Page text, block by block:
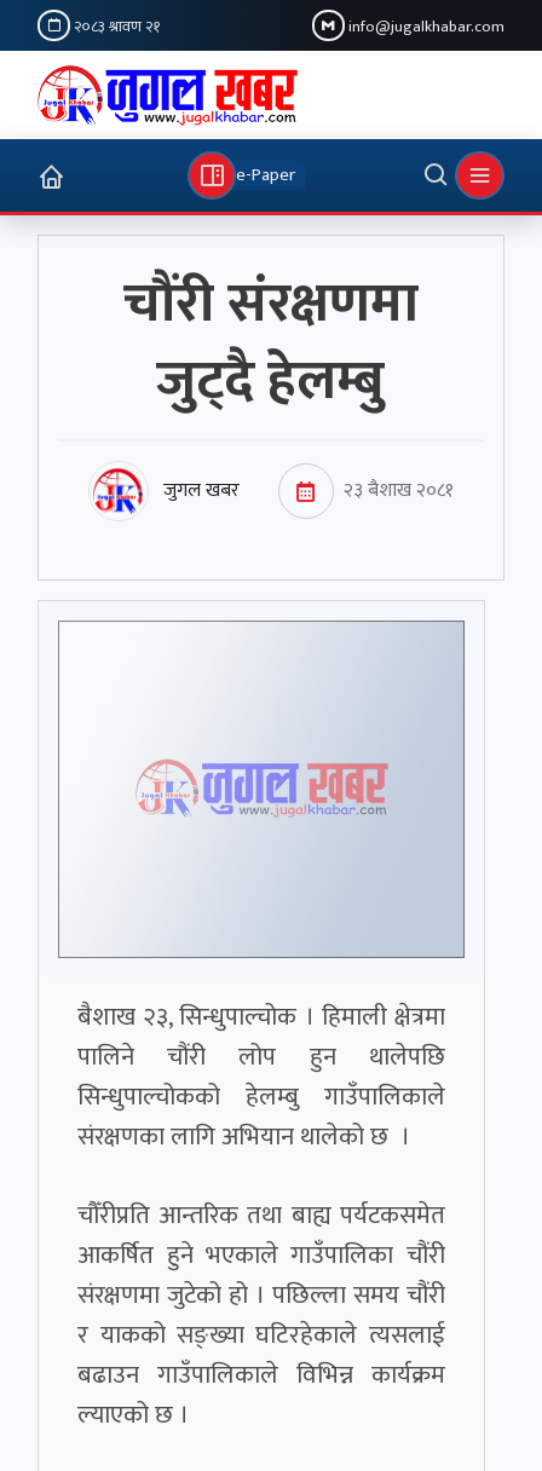
२०८३ श्रावण २१ info@jugalkhabar.com
e-Paper
चौंरी संरक्षणमा
जुट्दै हेलम्बु
जुगल खबर २३ बैशाख २०८१
बैशाख २३, सिन्धुपाल्चोक । हिमाली क्षेत्रमा
पालिने चौंरी लोप हुन थालेपछि
सिन्धुपाल्चोकको हेलम्बु गाउँपालिकाले
संरक्षणका लागि अभियान थालेको छ ।
चौँरीप्रति आन्तरिक तथा बाह्य पर्यटकसमेत
आकर्षित हुने भएकाले गाउँपालिका चौंरी
संरक्षणमा जुटेको हो । पछिल्ला समय चौंरी
र याकको सङ्ख्या घटिरहेकाले त्यसलाई
बढाउन गाउँपालिकाले विभिन्न कार्यक्रम
ल्याएको छ ।